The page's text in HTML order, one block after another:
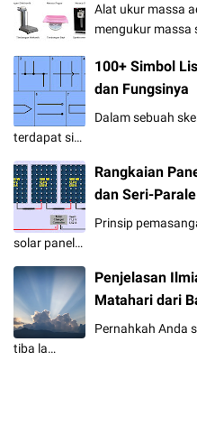
Alat ukur massa
mengukur massa
100+ Simbol
dan Fungsinya
Dalam sebuah
terdapat si…
Rangkaian
dan Seri-
Prinsip
solar panel…
Penjelasan
Matahari dari
Pernahkah Anda
tiba la…